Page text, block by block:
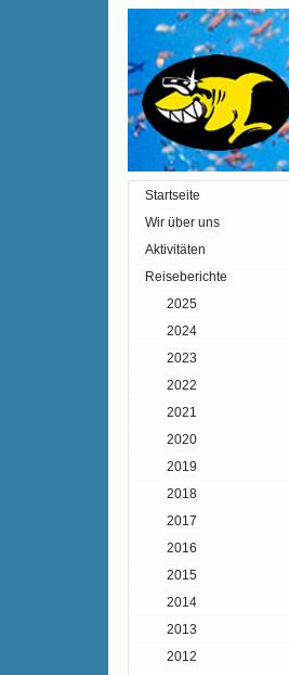
Startseite
Wir über uns
Aktivitäten
Reiseberichte
2025
2024
2023
2022
2021
2020
2019
2018
2017
2016
2015
2014
2013
2012